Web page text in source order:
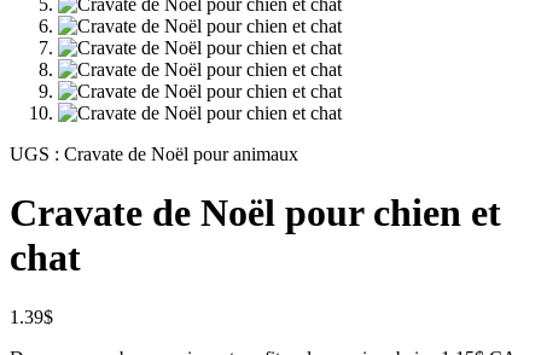
UGS : Cravate de Noël pour animaux
Cravate de Noël pour chien et
chat
1.39$